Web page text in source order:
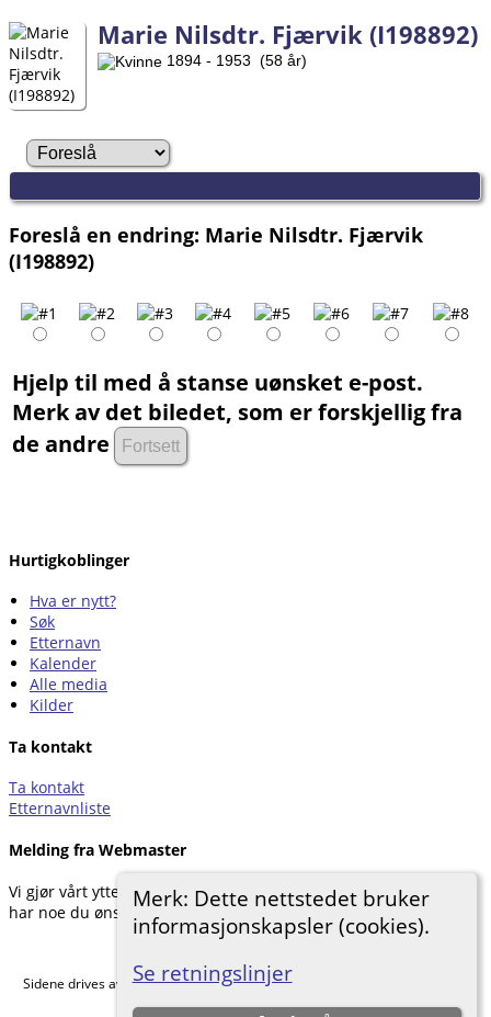
Merk: Dette nettstedet bruker
informasjonskapsler (cookies).
Se retningslinjer
Marie Nilsdtr. Fjærvik (I198892)
1894 - 1953 (58 år)
Foreslå en endring: Marie Nilsdtr. Fjærvik
(I198892)
Hjelp til med å stanse uønsket e-post.
Merk av det biledet, som er forskjellig fra
de andre
Hurtigkoblinger
Hva er nytt?
Søk
Etternavn
Kalender
Alle media
Kilder
Ta kontakt
Ta kontakt
Etternavnliste
Melding fra Webmaster
Vi gjør vårt ytterste for å dokumentere forskningen vår. Hvis du
har noe du ønsker å legge til, kan du kontakte oss.
Sidene drives av The Next Generation of Genealogy Sitebuilding